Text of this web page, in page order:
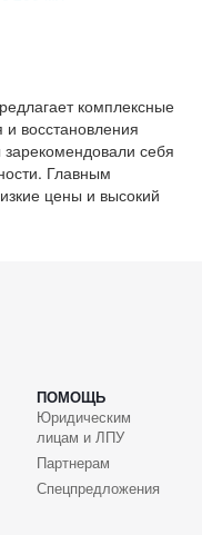
комплексные
восстановления
себя
Главным
цены и высокий
ПОМОЩЬ
Юридическим
лицам и ЛПУ
Партнерам
Спецпредложения